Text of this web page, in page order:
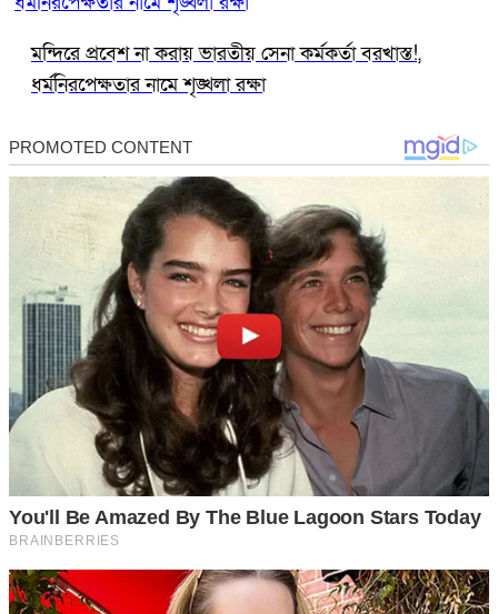
মন্দিরে প্রবেশ না করায় ভারতীয় সেনা কর্মকর্তা বরখাস্ত!,
ধর্মনিরপেক্ষতার নামে শৃঙ্খলা রক্ষা